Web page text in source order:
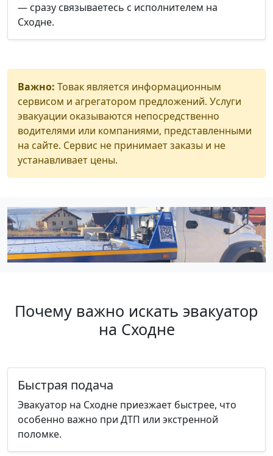
— сразу связываетесь с исполнителем на
Сходне.
Важно: Товак является информационным
сервисом и агрегатором предложений. Услуги
эвакуации оказываются непосредственно
водителями или компаниями, представленными
на сайте. Сервис не принимает заказы и не
устанавливает цены.
Почему важно искать эвакуатор
на Сходне
Быстрая подача
Эвакуатор на Сходне приезжает быстрее, что
особенно важно при ДТП или экстренной
поломке.